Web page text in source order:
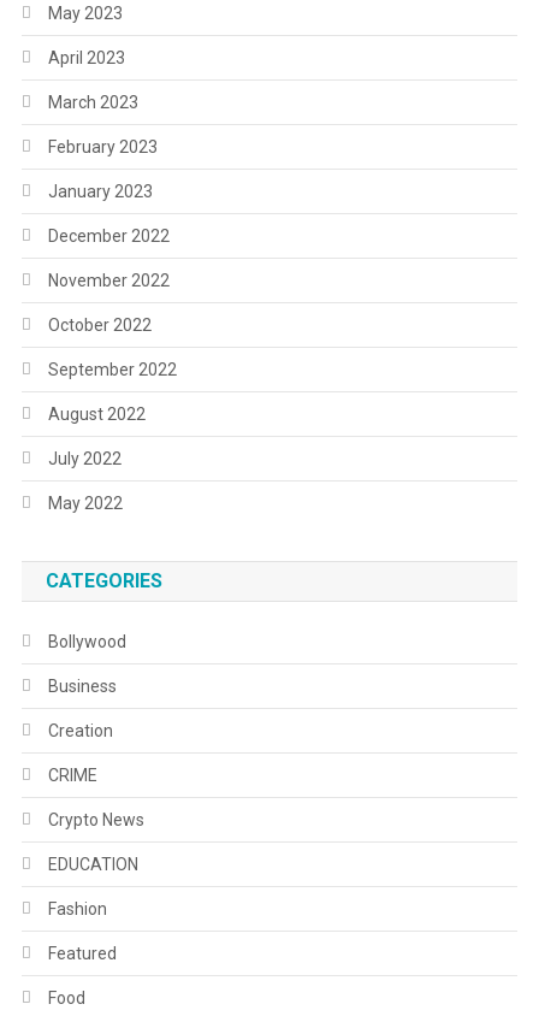
May 2023
April 2023
March 2023
February 2023
January 2023
December 2022
November 2022
October 2022
September 2022
August 2022
July 2022
May 2022
CATEGORIES
Bollywood
Business
Creation
CRIME
Crypto News
EDUCATION
Fashion
Featured
Food